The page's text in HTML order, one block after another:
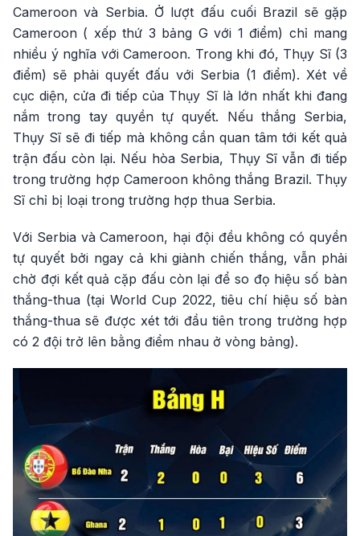
Cameroon và Serbia. Ở lượt đấu cuối Brazil sẽ gặp
Cameroon ( xếp thứ 3 bảng G với 1 điểm) chỉ mang
nhiều ý nghĩa với Cameroon. Trong khi đó, Thụy Sĩ (3
điểm) sẽ phải quyết đấu với Serbia (1 điểm). Xét về
cục diện, cửa đi tiếp của Thụy Sĩ là lớn nhất khi đang
nắm trong tay quyền tự quyết. Nếu thắng Serbia,
Thụy Sĩ sẽ đi tiếp mà không cần quan tâm tới kết quả
trận đấu còn lại. Nếu hòa Serbia, Thụy Sĩ vẫn đi tiếp
trong trường hợp Cameroon không thắng Brazil. Thụy
Sĩ chỉ bị loại trong trường hợp thua Serbia.
Với Serbia và Cameroon, hại đội đều không có quyền
tự quyết bởi ngay cả khi giành chiến thắng, vẫn phải
chờ đợi kết quả cặp đấu còn lại để so đọ hiệu số bàn
thắng-thua (tại World Cup 2022, tiêu chí hiệu số bàn
thắng-thua sẽ được xét tới đầu tiên trong trường hợp
có 2 đội trở lên bằng điểm nhau ở vòng bảng).